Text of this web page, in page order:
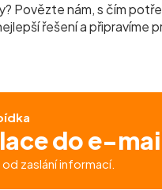
Povězte nám, s čím
řešení a připravíme
do e-
zaslání informací.